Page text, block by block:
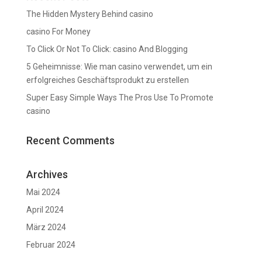
The Hidden Mystery Behind casino
casino For Money
To Click Or Not To Click: casino And Blogging
5 Geheimnisse: Wie man casino verwendet, um ein
erfolgreiches Geschäftsprodukt zu erstellen
Super Easy Simple Ways The Pros Use To Promote
casino
Recent Comments
Archives
Mai 2024
April 2024
März 2024
Februar 2024